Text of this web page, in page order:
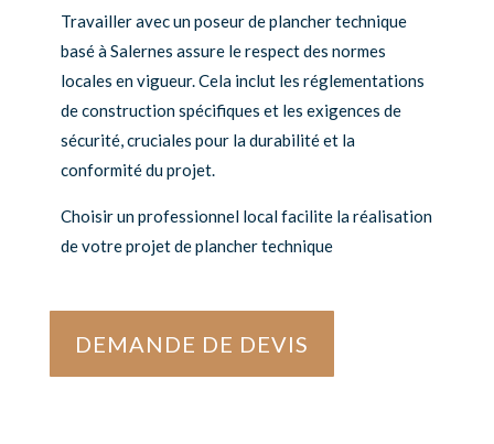
Travailler avec un poseur de plancher technique
basé à Salernes assure le respect des normes
locales en vigueur. Cela inclut les réglementations
de construction spécifiques et les exigences de
sécurité, cruciales pour la durabilité et la
conformité du projet.
Choisir un professionnel local facilite la réalisation
de votre projet de plancher technique
DEMANDE DE DEVIS